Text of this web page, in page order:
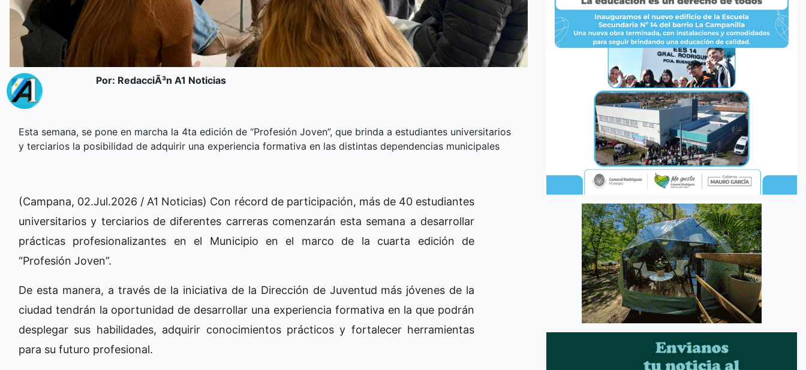
Por: RedacciÃ³n A1 Noticias
Esta semana, se pone en marcha la 4ta edición de “Profesión Joven”, que brinda a estudiantes universitarios
y terciarios la posibilidad de adquirir una experiencia formativa en las distintas dependencias municipales
(Campana, 02.Jul.2026 / A1 Noticias) Con récord de participación, más de 40 estudiantes
universitarios y terciarios de diferentes carreras comenzarán esta semana a desarrollar
prácticas profesionalizantes en el Municipio en el marco de la cuarta edición de
“Profesión Joven”.
De esta manera, a través de la iniciativa de la Dirección de Juventud más jóvenes de la
ciudad tendrán la oportunidad de desarrollar una experiencia formativa en la que podrán
desplegar sus habilidades, adquirir conocimientos prácticos y fortalecer herramientas
para su futuro profesional.